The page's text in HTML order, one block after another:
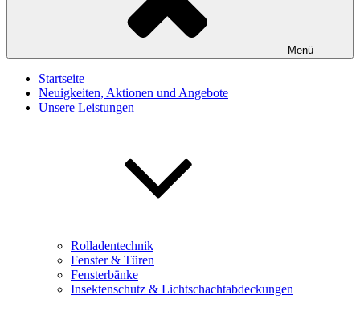
Menü
Startseite
Neuigkeiten, Aktionen und Angebote
Unsere Leistungen
Rolladentechnik
Fenster & Türen
Fensterbänke
Insektenschutz & Lichtschachtabdeckungen